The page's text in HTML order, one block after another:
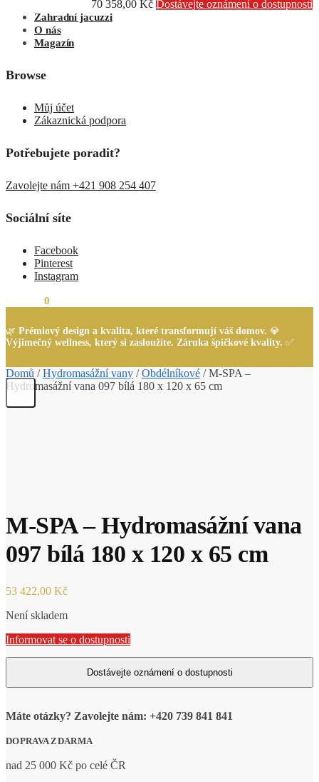
70 358,00 Kč Dostávejte oznámení o dostupnosti
Zahradní jacuzzi
O nás
Magazín
Browse
Můj účet
Zákaznická podpora
Potřebujete poradit?
Zavolejte nám +421 908 254 407
Sociální síte
Facebook
Pinterest
Instagram
0
🌿 Prémiový design a kvalita, které transformují váš domov. 💎
Výjimečný wellness, který si zasloužíte. Záruka špičkové kvality. ✅
Domů /Hydromasážní vany /Obdélníkové /M-SPA –
Hydromasážní vana 097 bílá 180 x 120 x 65 cm
M-SPA – Hydromasážní vana
097 bílá 180 x 120 x 65 cm
53 422,00 Kč
Není skladem
Informovat se o dostupnosti
Máte otázky? Zavolejte nám: +420 739 841 841
DOPRAVA ZDARMA
nad 25 000 Kč po celé ČR